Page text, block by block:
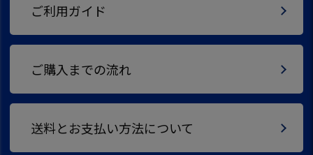
ご利用ガイド
ご購入までの流れ
送料とお支払い方法について